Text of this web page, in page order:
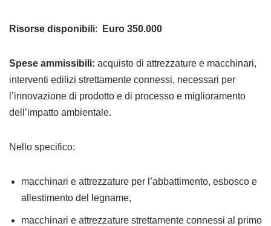
Risorse disponibili: Euro 350.000
Spese ammissibili: acquisto di attrezzature e macchinari,
interventi edilizi strettamente connessi, necessari per
l’innovazione di prodotto e di processo e miglioramento
dell’impatto ambientale.
Nello specifico:
macchinari e attrezzature per l’abbattimento, esbosco e
allestimento del legname,
macchinari e attrezzature strettamente connessi al primo